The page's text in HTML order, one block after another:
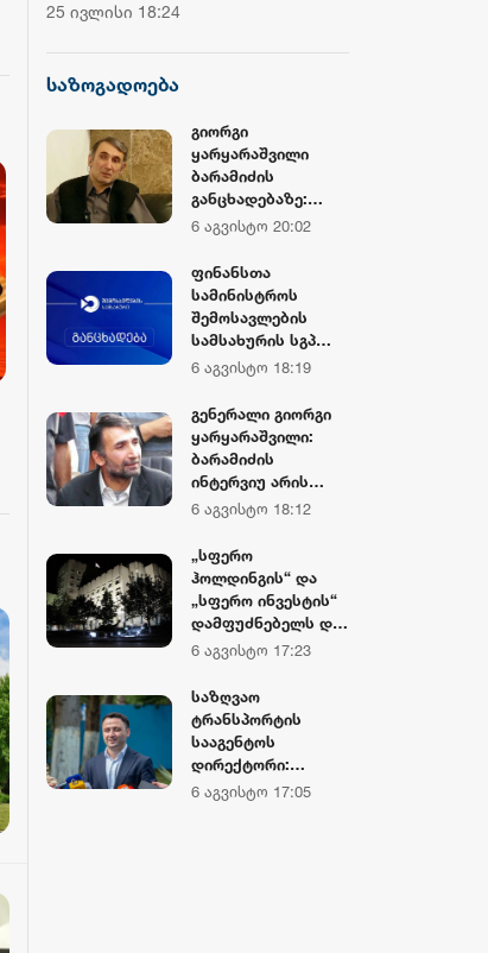
25 ივლისი 18:24
საზოგადოება
გიორგი
ყარყარაშვილი
ბარამიძის
განცხადებაზე:
ჩრდილს აყენებს
დაღუპულ
მებრძოლებს და
ქართველ ხალხს
მკვლელებად
სიტყვები აფხაზური
სააგენტოების მიერ
არის წაღებული და
ყველა ქართველს
მკვლელს
უწოდებენ
6 აგვისტო 20:02
ფინანსთა
სამინისტროს
შემოსავლების
სამსახურის სგპ
„სარფის“ მებაჟე
სანქცირებული
საქონლის
გადაზიდვის ფაქტი
გამოავლინეს
6 აგვისტო 18:19
გენერალი გიორგი
ყარყარაშვილი:
ბარამიძის
ინტერვიუ არის
სამარცხვინო,
პატივით
მოიხსენიებს და
მათ ღირსებას
უწონებს, ხოლო
მებრძოლებს
აფხაზების
მკვლელობაში
ბრალს დებს
6 აგვისტო 18:12
„სფერო
ჰოლდინგის“ და
„სფერო ინვესტის“
დამფუძნებელს და
თანამშრომელს
და 8 წლით
თავისუფლების
აღკვეთა
განუსაზღვრა
6 აგვისტო 17:23
საზღვაო
ტრანსპორტის
სააგენტოს
დირექტორი:
ქართველი
6 აგვისტო 17:05